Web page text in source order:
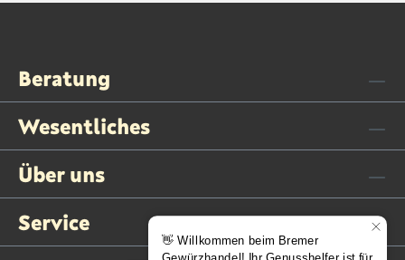
Beratung
Wesentliches
Über uns
Service